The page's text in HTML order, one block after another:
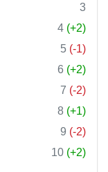
3
4 (+2)
5 (-1)
6 (+2)
7 (-2)
8 (+1)
9 (-2)
10 (+2)